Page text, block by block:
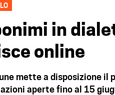
in
online
mette a disposizione
aperte fino al 15